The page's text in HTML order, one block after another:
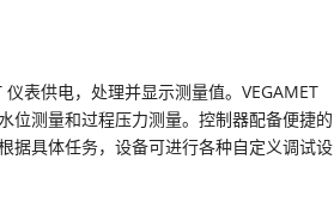
表供电，处理并显示测量值。VEGAMET
位测量和过程压力测量。控制器配备便捷的
据具体任务，设备可进行各种自定义调试设